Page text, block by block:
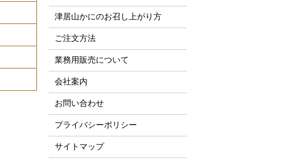
津居山かにのお召し上がり方
ご注文方法
業務用販売について
会社案内
お問い合わせ
プライバシーポリシー
サイトマップ